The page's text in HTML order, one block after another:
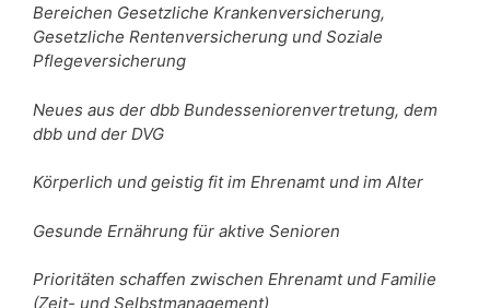
Bereichen Gesetzliche Krankenversicherung,
Gesetzliche Rentenversicherung und Soziale
Pflegeversicherung
Neues aus der dbb Bundesseniorenvertretung, dem
dbb und der DVG
Körperlich und geistig fit im Ehrenamt und im Alter
Gesunde Ernährung für aktive Senioren
Prioritäten schaffen zwischen Ehrenamt und Familie
(Zeit- und Selbstmanagement)